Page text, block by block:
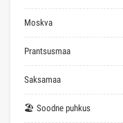
Moskva
Prantsusmaa
Saksamaa
🏖 Soodne puhkus